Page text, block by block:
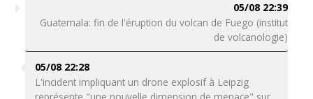
05/08 22:39
Guatemala: fin de l'éruption du volcan de Fuego (institut
de volcanologie)
05/08 22:28
L'incident impliquant un drone explosif à Leipzig